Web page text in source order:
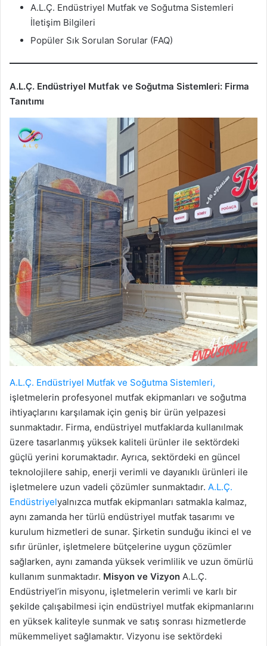
A.L.Ç. Endüstriyel Mutfak ve Soğutma Sistemleri
İletişim Bilgileri
Popüler Sık Sorulan Sorular (FAQ)
A.L.Ç. Endüstriyel Mutfak ve Soğutma Sistemleri: Firma
Tanıtımı
A.L.Ç. Endüstriyel Mutfak ve Soğutma Sistemleri,
işletmelerin profesyonel mutfak ekipmanları ve soğutma
ihtiyaçlarını karşılamak için geniş bir ürün yelpazesi
sunmaktadır. Firma, endüstriyel mutfaklarda kullanılmak
üzere tasarlanmış yüksek kaliteli ürünler ile sektördeki
güçlü yerini korumaktadır. Ayrıca, sektördeki en güncel
teknolojilere sahip, enerji verimli ve dayanıklı ürünleri ile
işletmelere uzun vadeli çözümler sunmaktadır. A.L.Ç.
Endüstriyelyalnızca mutfak ekipmanları satmakla kalmaz,
aynı zamanda her türlü endüstriyel mutfak tasarımı ve
kurulum hizmetleri de sunar. Şirketin sunduğu ikinci el ve
sıfır ürünler, işletmelere bütçelerine uygun çözümler
sağlarken, aynı zamanda yüksek verimlilik ve uzun ömürlü
kullanım sunmaktadır. Misyon ve Vizyon A.L.Ç.
Endüstriyel’in misyonu, işletmelerin verimli ve karlı bir
şekilde çalışabilmesi için endüstriyel mutfak ekipmanlarını
en yüksek kaliteyle sunmak ve satış sonrası hizmetlerde
mükemmeliyet sağlamaktır. Vizyonu ise sektördeki